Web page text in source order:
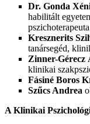
Dr. Gonda
habilitált
pszichoterapeuta
Kresznerits
tanársegéd,
Zinner-Gérecz
klinikai
Fásiné Boros
Szűcs Andrea
A Klinikai